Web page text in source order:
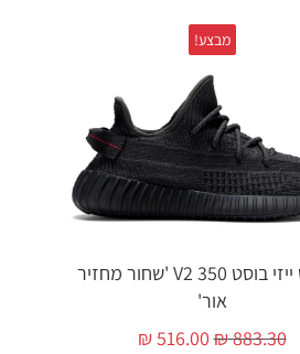
מבצע!
אדידס ייזי בוסט 350 V2 'שחור מחזיר
אור'
₪883.30
₪516.00